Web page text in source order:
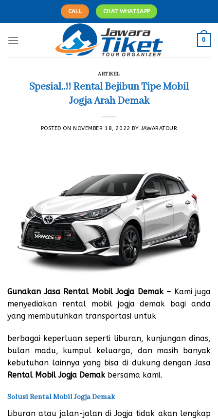
CALL CHAT WHATSAPP
0
ARTIKEL
Spesial..!! Rental Bejibun Tipe Mobil
Jogja Arah Demak
POSTED ONNOVEMBER 18, 2022 BY JAWARATOUR
Gunakan Jasa Rental Mobil Jogja Demak – Kami juga
menyediakan rental mobil jogja demak bagi anda
yang membutuhkan transportasi untuk
berbagai keperluan seperti liburan, kunjungan dinas,
bulan madu, kumpul keluarga, dan masih banyak
kebutuhan lainnya yang bisa di dukung dengan Jasa
Rental Mobil Jogja Demak bersama kami.
Solusi Rental Mobil Jogja Demak
Liburan atau jalan-jalan di Jogja tidak akan lengkap